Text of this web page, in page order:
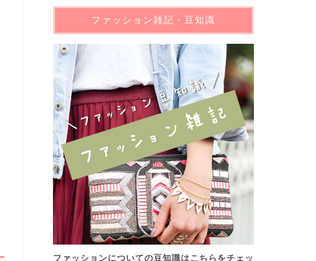
ファッション雑記・豆知識
ファッションについての豆知識はこちらをチェッ